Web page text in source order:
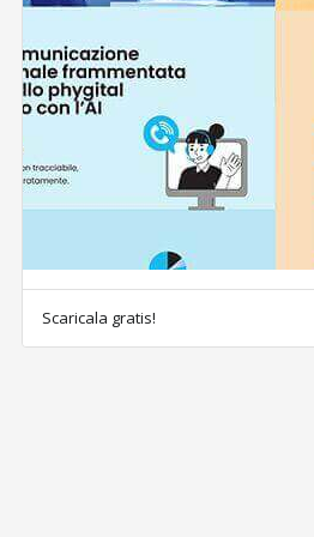
Scaricala gratis!